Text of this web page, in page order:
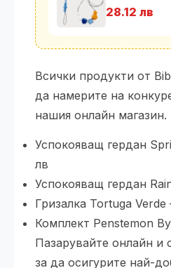
28.12 лв
Всички продукти от
да намерите на
нашия онлайн
Успокояващ гердан
лв
Успокояващ гердан
Гризалка Tortuga Verde
Комплект Penstemon
Пазарувайте онлайн и
за да осигурите най-